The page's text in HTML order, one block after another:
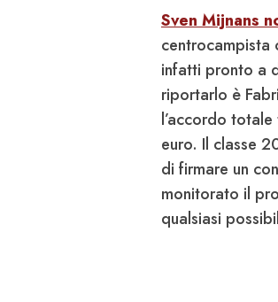
Sven Mijnans
centrocampista
infatti pronto a
riportarlo è
l’accordo totale
euro. Il classe
di firmare un
monitorato il
qualsiasi